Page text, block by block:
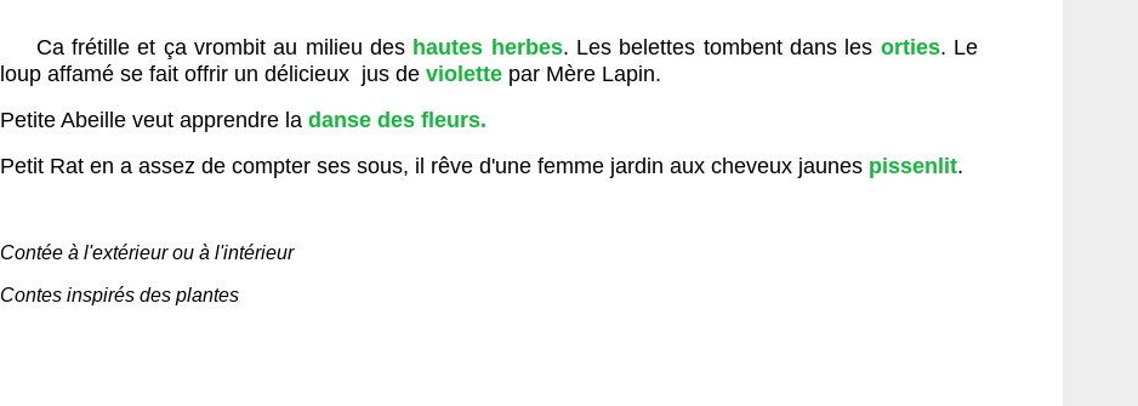
Ca frétille et ça vrombit au milieu des hautes herbes. Les belettes tombent dans les orties. Le
loup affamé se fait offrir un délicieux jus de violette par Mère Lapin.
Petite Abeille veut apprendre la danse des fleurs.
Petit Rat en a assez de compter ses sous, il rêve d'une femme jardin aux cheveux jaunes pissenlit.
Contée à l'extérieur ou à l'intérieur
Contes inspirés des plantes